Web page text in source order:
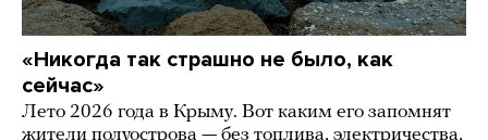
«Никогда так страшно не было, как
сейчас»
Лето 2026 года в Крыму. Вот каким его запомнят
жители полуострова — без топлива, электричества,